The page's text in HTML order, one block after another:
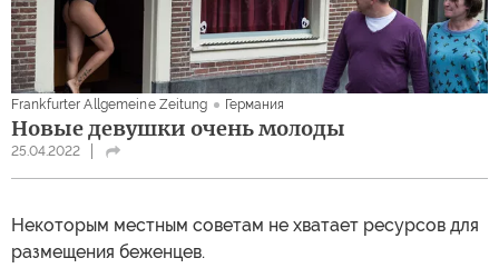
Frankfurter Allgemeine Zeitung Германия
Новые девушки очень молоды
25.04.2022
Некоторым местным советам не хватает ресурсов для
размещения беженцев.